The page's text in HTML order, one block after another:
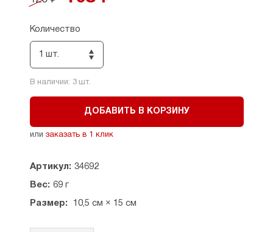
Количество
1 шт.
В наличии: 3шт.
ДОБАВИТЬ В КОРЗИНУ
или заказать в 1 клик
Артикул: 34692
Вес: 69 г
Размер: 10,5 см × 15 см